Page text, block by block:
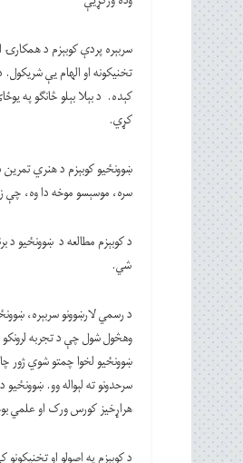
سربېره پردې کوبېزم د
تخنیکونه او الهام یې شریکول.
کېده. د بېلا بېلو څانګو په
کړي.
ښوونځیو کوبېزم د هنري
سره، موسېسو موخه دا وه،
د کوبېزم مطالعه د ښوونځيو
شي.
د رسمي لارښوونو سربېره،
وهڅول شول چې د تجربه
ښوونځیو لخوا چمتو شوي ژور
سرحدونو ته لېواله وو.
هراړخیز کورس ورک او علمي
د کوبېزم په اصولو او